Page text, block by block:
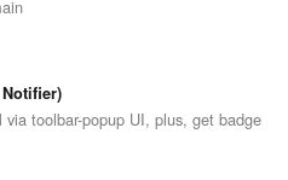
via toolbar-popup UI, plus, get badge